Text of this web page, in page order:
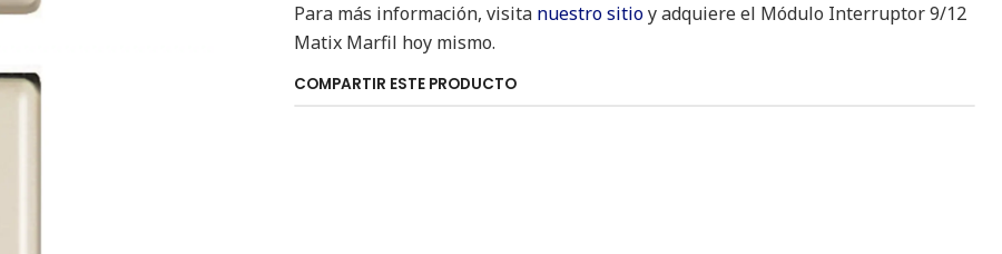
Para más información, visita nuestro sitioy adquiere el Módulo Interruptor 9/12
Matix Marfil hoy mismo.
COMPARTIR ESTE PRODUCTO